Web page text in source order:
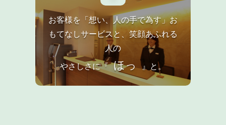
お客様を「想い、人の手で為す」お
もてなしサービスと、笑顔あふれる
人の
やさしさに『 ほっ 』と。